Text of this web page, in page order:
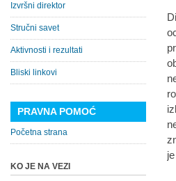
Izvršni direktor
Stručni savet
Aktivnosti i rezultati
Bliski linkovi
PRAVNA POMOĆ
Početna strana
KO JE NA VEZI